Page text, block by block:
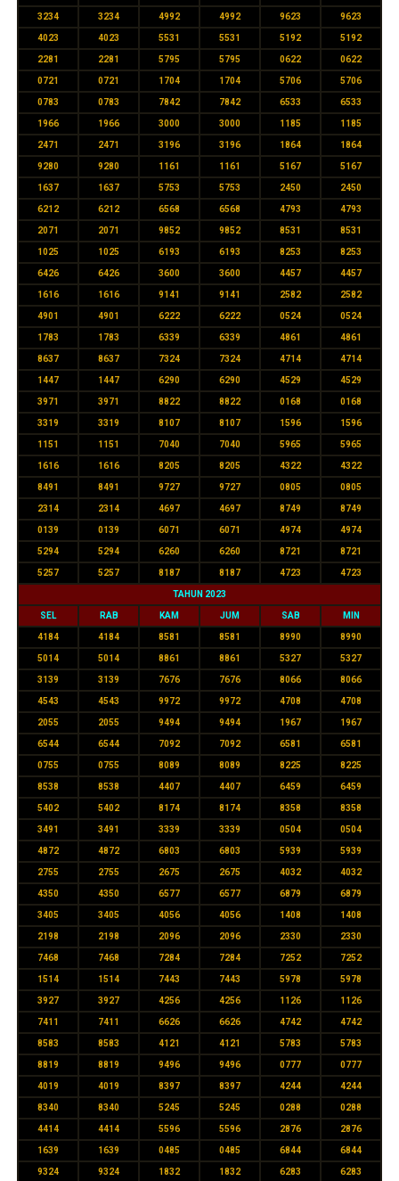
3234 3234 4992 4992 9623 9623
4023 4023 5531 5531 5192 5192
2281 2281 5795 5795 0622 0622
0721 0721 1704 1704 5706 5706
0783 0783 7842 7842 6533 6533
1966 1966 3000 3000 1185 1185
2471 2471 3196 3196 1864 1864
9280 9280 1161 1161 5167 5167
1637 1637 5753 5753 2450 2450
6212 6212 6568 6568 4793 4793
2071 2071 9852 9852 8531 8531
1025 1025 6193 6193 8253 8253
6426 6426 3600 3600 4457 4457
1616 1616 9141 9141 2582 2582
4901 4901 6222 6222 0524 0524
1783 1783 6339 6339 4861 4861
8637 8637 7324 7324 4714 4714
1447 1447 6290 6290 4529 4529
3971 3971 8822 8822 0168 0168
3319 3319 8107 8107 1596 1596
1151 1151 7040 7040 5965 5965
1616 1616 8205 8205 4322 4322
8491 8491 9727 9727 0805 0805
2314 2314 4697 4697 8749 8749
0139 0139 6071 6071 4974 4974
5294 5294 6260 6260 8721 8721
5257 5257 8187 8187 4723 4723
TAHUN 2023
SEL RAB KAM JUM SAB MIN
4184 4184 8581 8581 8990 8990
5014 5014 8861 8861 5327 5327
3139 3139 7676 7676 8066 8066
4543 4543 9972 9972 4708 4708
2055 2055 9494 9494 1967 1967
6544 6544 7092 7092 6581 6581
0755 0755 8089 8089 8225 8225
8538 8538 4407 4407 6459 6459
5402 5402 8174 8174 8358 8358
3491 3491 3339 3339 0504 0504
4872 4872 6803 6803 5939 5939
2755 2755 2675 2675 4032 4032
4350 4350 6577 6577 6879 6879
3405 3405 4056 4056 1408 1408
2198 2198 2096 2096 2330 2330
7468 7468 7284 7284 7252 7252
1514 1514 7443 7443 5978 5978
3927 3927 4256 4256 1126 1126
7411 7411 6626 6626 4742 4742
8583 8583 4121 4121 5783 5783
8819 8819 9496 9496 0777 0777
4019 4019 8397 8397 4244 4244
8340 8340 5245 5245 0288 0288
4414 4414 5596 5596 2876 2876
1639 1639 0485 0485 6844 6844
9324 9324 1832 1832 6283 6283